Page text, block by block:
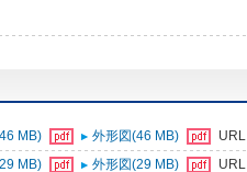
MB) 外形図(46 MB)
URL
MB) 外形図(29 MB)
URL